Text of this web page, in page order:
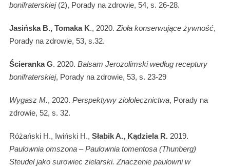
bonifraterskiej (2), Porady na zdrowie, 54, s. 26-28.
Jasińska B., Tomaka K., 2020. Zioła konserwujące żywność,
Porady na zdrowie, 53, s.32.
Ścieranka G. 2020. Balsam Jerozolimski według receptury
bonifraterskiej, Porady na zdrowie, 53, s. 23-29
Wygasz M., 2020. Perspektywy ziołolecznictwa, Porady na
zdrowie, 52, s. 32.
Różański H., Iwiński H., Słabik A., Kądziela R.2019.
Paulownia omszona – Paulownia tomentosa (Thunberg)
Steudel jako surowiec zielarski. Znaczenie paulowni w